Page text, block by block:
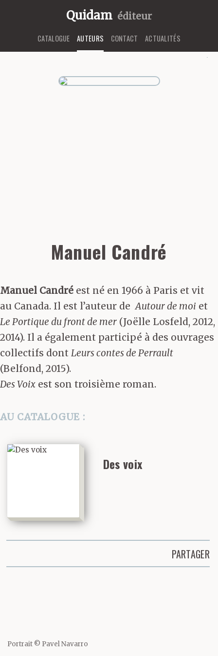
Quidam éditeur
CATALOGUE AUTEURS CONTACT ACTUALITÉS
Manuel Candré
Manuel Candré est né en 1966 à Paris et vit
au Canada. Il est l’auteur deAutour de moi et
Le Portique du front de mer (Joëlle Losfeld, 2012,
2014). Il a également participé à des ouvrages
collectifs dont Leurs contes de Perrault
(Belfond, 2015).
Des Voix est son troisième roman.
AU CATALOGUE :
Des voix
PARTAGER
Portrait © Pavel Navarro